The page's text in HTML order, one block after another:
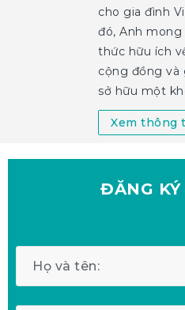
cho gia đình
đó, Anh mong
thức hữu ích
cộng đồng và
sở hữu một
Xem thông
ĐĂNG KÝ